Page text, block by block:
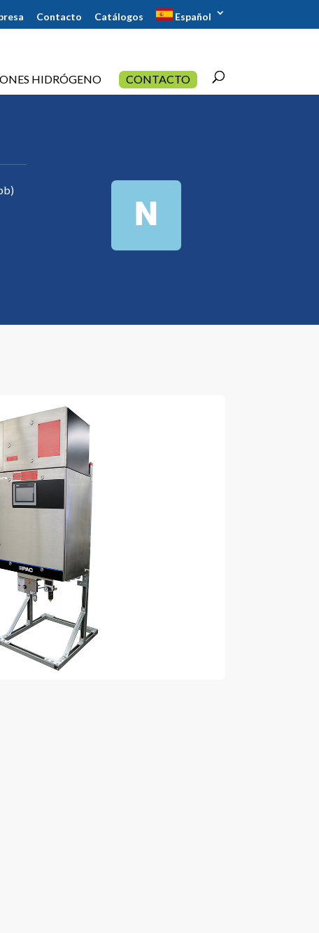
Contacto Catálogos Español
HIDRÓGENO CONTACTO